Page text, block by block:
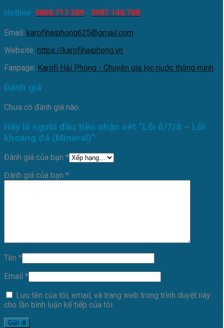
Hotline: 0868.717.389 - 0987.148.788
Email: karofihaiphong625@gmail.com
Website: https://karofihaiphong.vn
Fanpage: Karofi Hải Phòng - Chuyên gia lọc nước thông minh
Đánh giá
Chưa có đánh giá nào.
Hãy là người đầu tiên nhận xét “Lõi 6/7/8 – Lõi
khoáng đá (Mineral)”
Đánh giá của bạn *
Đánh giá của bạn *
Tên *
Email *
Lưu tên của tôi, email, và trang web trong trình duyệt này
cho lần bình luận kế tiếp của tôi.